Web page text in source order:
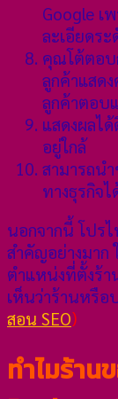
Google เ
ละเอียดร
คุณโต้ตอบ
ลูกค้าแสด
ลูกค้าตอบ
แสดงผลไ
อยู่ใกล้
สามารถน
ทางธุรกิจไ
นอกจากนี้ โปร
สำคัญอย่างมาก
ตำแหน่งที่ตั้งร้า
เห็นว่าร้านหรื
สอน SEO)
ทำไมร้า